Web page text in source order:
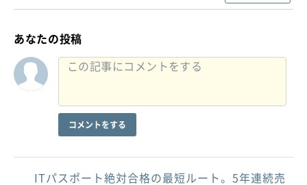
あなたの投稿
コメントをする
ITパスポート絶対合格の最短ルート。5年連続売